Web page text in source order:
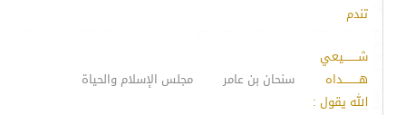
تندم
شــــــــيعي
هـــــــــداه
الله يقول :
سنحان بن عامر مجلس الإسلام والحياة